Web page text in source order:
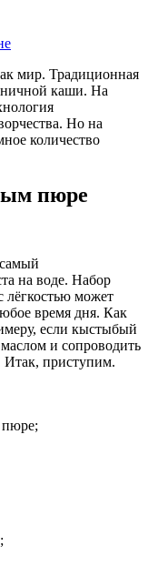
мир. Традиционная
каши. На
Но на
количество
пюре
на воде. Набор
лёгкостью может
время дня. Как
если кыстыбый
и сопроводить
Итак, приступим.
пюре;